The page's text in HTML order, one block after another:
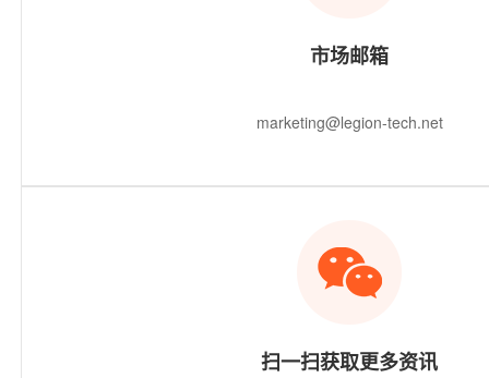
市场邮箱
marketing@legion-tech.net
扫一扫获取更多资讯